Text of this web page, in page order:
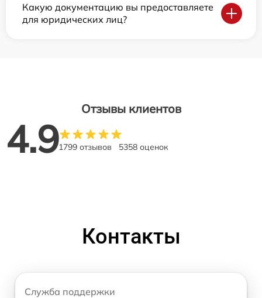
Какую документацию вы предоставляете
для юридических лиц?
Отзывы клиентов
4.91799 отзывов 5358 оценок
Контакты
Служба поддержки